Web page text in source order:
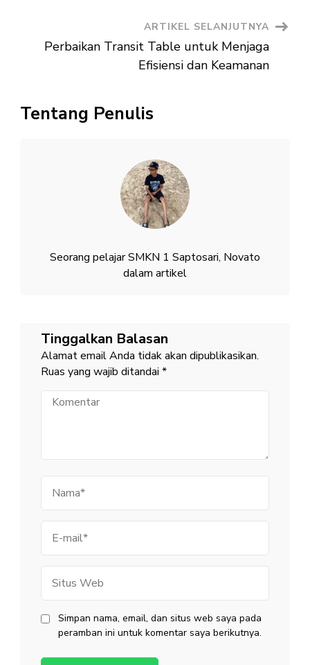
ARTIKEL SELANJUTNYA
Perbaikan Transit Table untuk Menjaga
Efisiensi dan Keamanan
Tentang Penulis
Seorang pelajar SMKN 1 Saptosari, Novato
dalam artikel
Tinggalkan Balasan
Alamat email Anda tidak akan dipublikasikan.
Ruas yang wajib ditandai *
Komentar
mail
Web
Simpan nama, email, dan situs web saya pada
peramban ini untuk komentar saya berikutnya.